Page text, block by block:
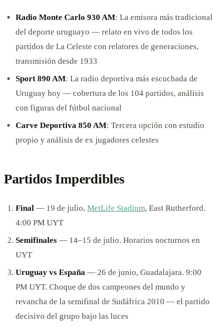
Radio Monte Carlo 930 AM: La emisora más tradicional
del deporte uruguayo — relato en vivo de todos los
partidos de La Celeste con relatores de generaciones,
transmisión desde 1933
Sport 890 AM: La radio deportiva más escuchada de
Uruguay hoy — cobertura de los 104 partidos, análisis
con figuras del fútbol nacional
Carve Deportiva 850 AM: Tercera opción con estudio
propio y análisis de ex jugadores celestes
Partidos Imperdibles
Final — 19 de julio, MetLife Stadium, East Rutherford.
4:00 PM UYT
Semifinales — 14–15 de julio. Horarios nocturnos en
UYT
Uruguay vs España — 26 de junio, Guadalajara. 9:00
PM UYT. Choque de dos campeones del mundo y
revancha de la semifinal de Sudáfrica 2010 — el partido
decisivo del grupo bajo las luces